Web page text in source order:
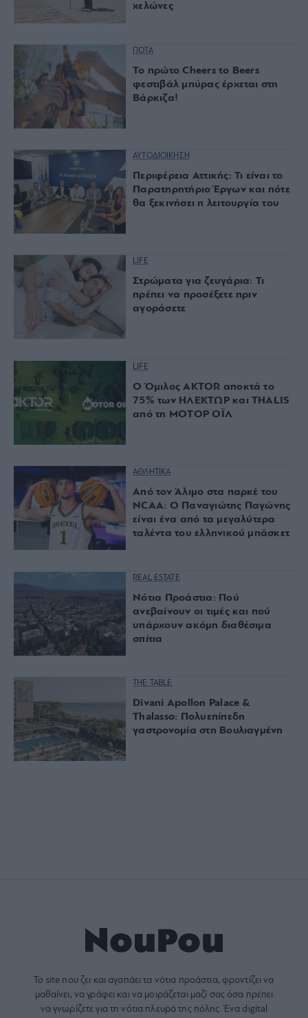
χελώνες
ΠΟΤΑ
Το πρώτο Cheers to Beers
φεστιβάλ μπύρας έρχεται στη
Βάρκιζα!
ΑΥΤΟΔΙΟΙΚΗΣΗ
Περιφέρεια Αττικής: Τι είναι το
Παρατηρητήριο Έργων και πότε
θα ξεκινήσει η λειτουργία του
LIFE
Στρώματα για ζευγάρια: Τι
πρέπει να προσέξετε πριν
αγοράσετε
LIFE
Ο Όμιλος AKTOR αποκτά το
75% των ΗΛΕΚΤΩΡ και THALIS
από τη ΜΟΤΟΡ ΟΪΛ
ΑΘΛΗΤΙΚΑ
Από τον Άλιμο στα παρκέ του
NCAA: Ο Παναγιώτης Παγώνης
είναι ένα από τα μεγαλύτερα
ταλέντα του ελληνικού μπάσκετ
REAL ESTATE
Νότια Προάστια: Πού
ανεβαίνουν οι τιμές και πού
υπάρχουν ακόμη διαθέσιμα
σπίτια
THE TABLE
Divani Apollon Palace &
Thalasso: Πολυεπίπεδη
γαστρονομία στη Βουλιαγμένη
Το site που ζει και αγαπάει τα νότια προάστια, φροντίζει να
μαθαίνει, να γράφει και να μοιράζεται μαζί σας όσα πρέπει
να γνωρίζετε για τη νότια πλευρά της πόλης. Ένα digital